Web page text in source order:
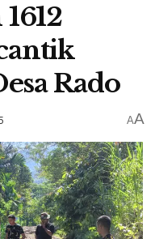
Rado
AA